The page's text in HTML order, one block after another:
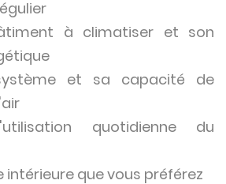
à climatiser et son
et sa capacité de
quotidienne du
que vous préférez